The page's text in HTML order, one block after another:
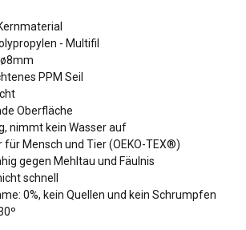
- Multifil
PPM Seil
Oberfläche
nimmt kein Wasser auf
für Mensch und Tier (OEKO-TEX®)
gegen Mehltau und Fäulnis
schnell
0%, kein Quellen und kein Schrumpfen